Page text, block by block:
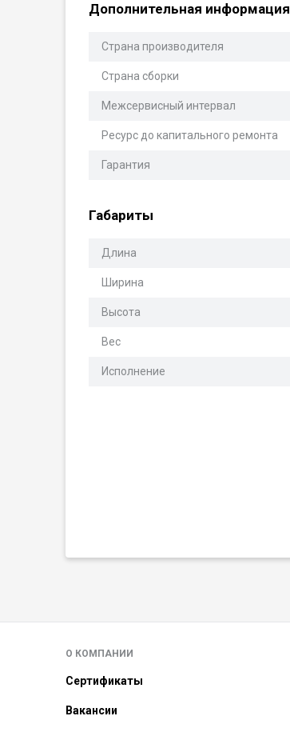
Дополнительная информация
Страна производителя
Страна сборки
Межсервисный интервал
Ресурс до капитального ремонта
Гарантия
Габариты
Длина
Ширина
Высота
Вес
Исполнение
О КОМПАНИИ
Сертификаты
Вакансии